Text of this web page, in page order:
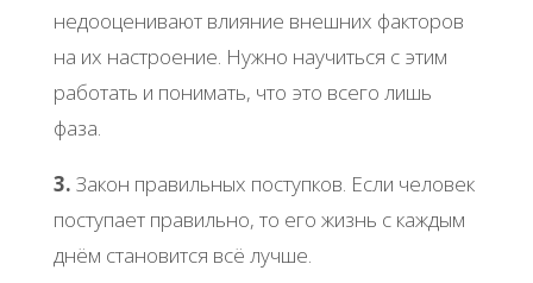
недооценивают влияние внешних факторов
на их настроение. Нужно научиться с этим
работать и понимать, что это всего лишь
фаза.
3. Закон правильных поступков. Если человек
поступает правильно, то его жизнь с каждым
днём становится всё лучше.